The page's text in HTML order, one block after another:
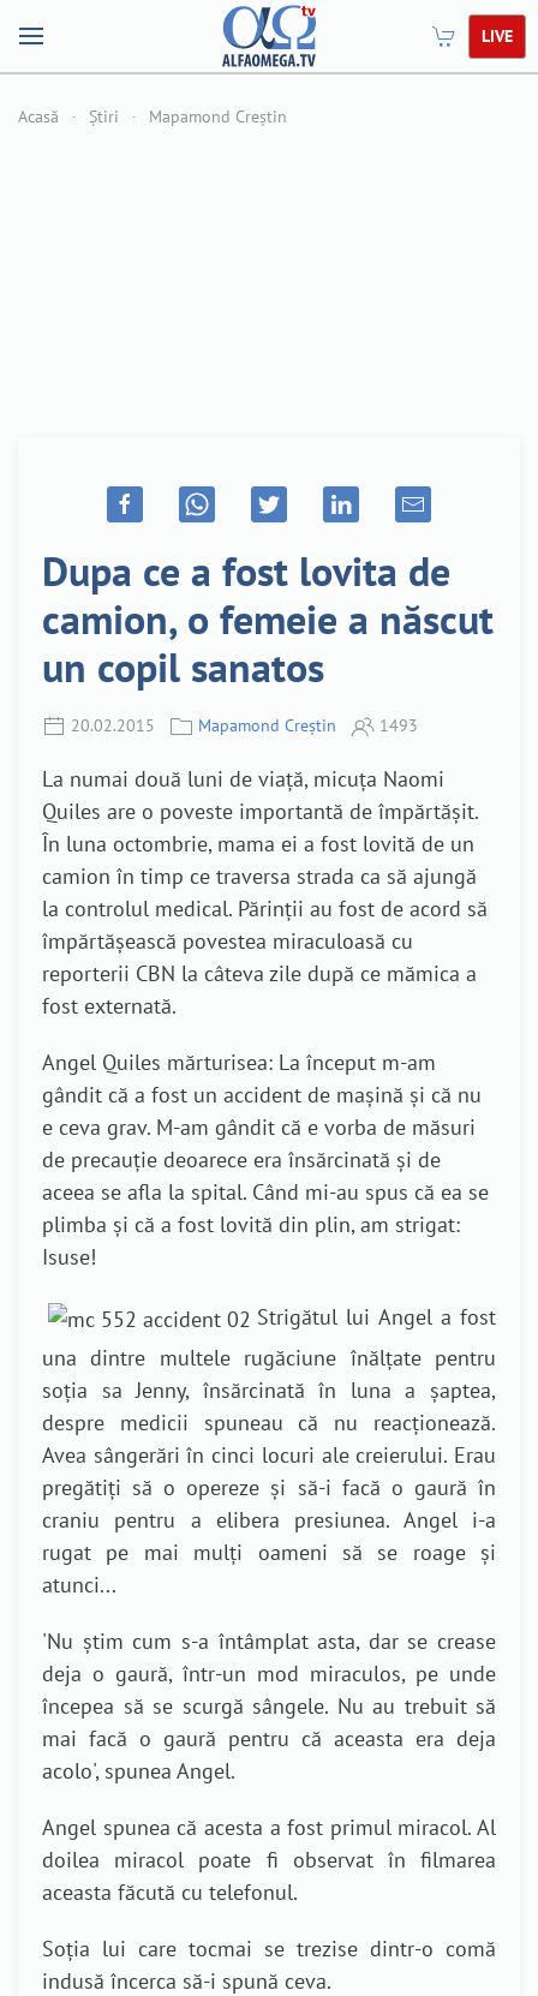
LIVE
Acasă Știri Mapamond Creștin
Dupa ce a fost lovita de
camion, o femeie a născut
un copil sanatos
20.02.2015 Mapamond Creștin 1493
La numai două luni de viață, micuța Naomi
Quiles are o poveste importantă de împărtășit.
În luna octombrie, mama ei a fost lovită de un
camion în timp ce traversa strada ca să ajungă
la controlul medical. Părinții au fost de acord să
împărtășească povestea miraculoasă cu
reporterii CBN la câteva zile după ce mămica a
fost externată.
Angel Quiles mărturisea: La început m-am
gândit că a fost un accident de mașină și că nu
e ceva grav. M-am gândit că e vorba de măsuri
de precauție deoarece era însărcinată și de
aceea se afla la spital. Când mi-au spus că ea se
plimba și că a fost lovită din plin, am strigat:
Isuse!
Strigătul lui Angel a fost
una dintre multele rugăciune înălțate pentru
soția sa Jenny, însărcinată în luna a șaptea,
despre medicii spuneau că nu reacționează.
Avea sângerări în cinci locuri ale creierului. Erau
pregătiți să o opereze și să-i facă o gaură în
craniu pentru a elibera presiunea. Angel i-a
rugat pe mai mulți oameni să se roage și
atunci...
'Nu știm cum s-a întâmplat asta, dar se crease
deja o gaură, într-un mod miraculos, pe unde
începea să se scurgă sângele. Nu au trebuit să
mai facă o gaură pentru că aceasta era deja
acolo', spunea Angel.
Angel spunea că acesta a fost primul miracol. Al
doilea miracol poate fi observat în filmarea
aceasta făcută cu telefonul.
Soția lui care tocmai se trezise dintr-o comă
indusă încerca să-i spună ceva.